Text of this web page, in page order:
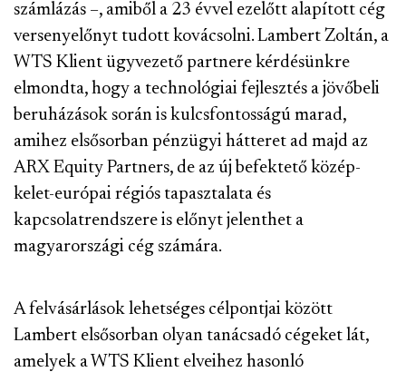
számlázás –, amiből a 23 évvel ezelőtt alapított cég
versenyelőnyt tudott kovácsolni. Lambert Zoltán, a
WTS Klient ügyvezető partnere kérdésünkre
elmondta, hogy a technológiai fejlesztés a jövőbeli
beruházások során is kulcsfontosságú marad,
amihez elsősorban pénzügyi hátteret ad majd az
ARX Equity Partners, de az új befektető közép-
kelet-európai régiós tapasztalata és
kapcsolatrendszere is előnyt jelenthet a
magyarországi cég számára.
A felvásárlások lehetséges célpontjai között
Lambert elsősorban olyan tanácsadó cégeket lát,
amelyek a WTS Klient elveihez hasonló